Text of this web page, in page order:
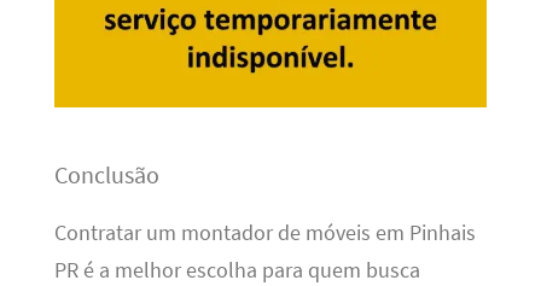
Conclusão
Contratar um montador de móveis em Pinhais
PR é a melhor escolha para quem busca